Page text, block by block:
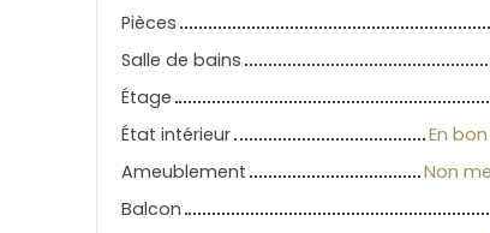
Pièces
Salle de bains
Étage
État intérieur
En
Ameublement
Non
Balcon